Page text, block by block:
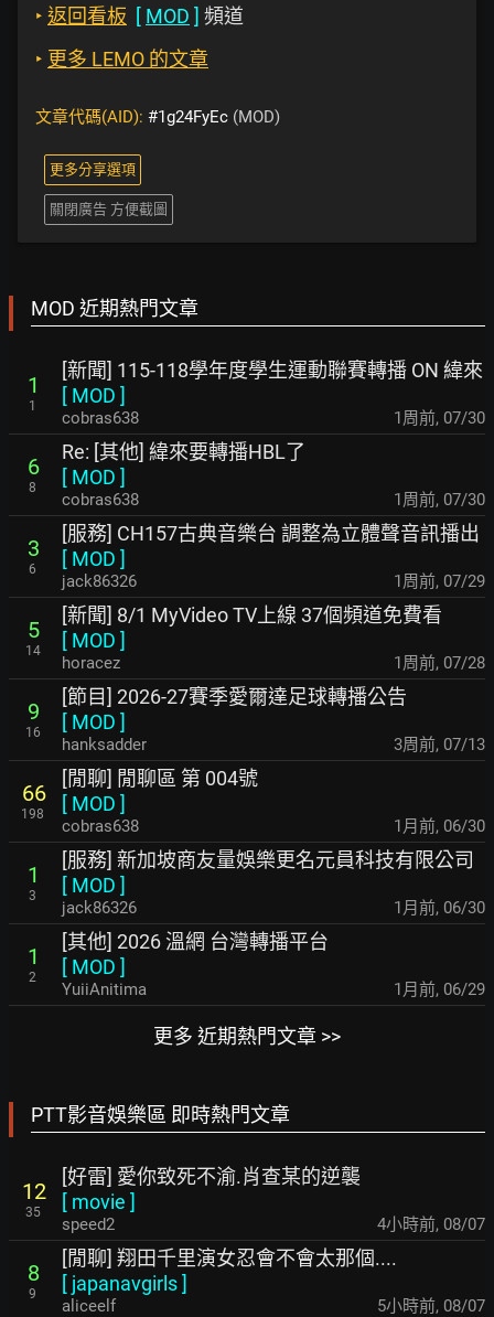
‣ 返回看板 [ MOD ] 頻道
‣ 更多 LEMO 的文章
文章代碼(AID): #1g24FyEc (MOD)
更多分享選項
關閉廣告 方便截圖
MOD 近期熱門文章
1
1
[新聞] 115-118學年度學生運動聯賽轉播 ON 緯來
[ MOD ]
cobras638 1周前, 07/30
6
8
Re: [其他] 緯來要轉播HBL了
[ MOD ]
cobras638 1周前, 07/30
3
6
[服務] CH157古典音樂台 調整為立體聲音訊播出
[ MOD ]
jack86326 1周前, 07/29
5
14
[新聞] 8/1 MyVideo TV上線 37個頻道免費看
[ MOD ]
horacez 1周前, 07/28
9
16
[節目] 2026-27賽季愛爾達足球轉播公告
[ MOD ]
hanksadder 3周前, 07/13
66
198
[閒聊] 閒聊區 第 004號
[ MOD ]
cobras638 1月前, 06/30
1
3
[服務] 新加坡商友量娛樂更名元員科技有限公司
[ MOD ]
jack86326 1月前, 06/30
1
2
[其他] 2026 溫網 台灣轉播平台
[ MOD ]
YuiiAnitima 1月前, 06/29
更多 近期熱門文章 >>
PTT影音娛樂區 即時熱門文章
12
35
[好雷] 愛你致死不渝.肖查某的逆襲
[ movie ]
speed2 4小時前, 08/07
8
9
[閒聊] 翔田千里演女忍會不會太那個....
[ japanavgirls]
aliceelf 5小時前, 08/07